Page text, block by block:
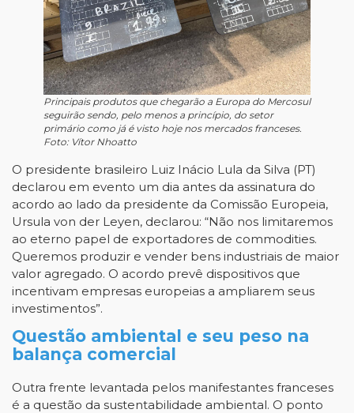
Principais produtos que chegarão a Europa do Mercosul
seguirão sendo, pelo menos a princípio, do setor
primário como já é visto hoje nos mercados franceses.
Foto: Vítor Nhoatto
O presidente brasileiro Luiz Inácio Lula da Silva (PT)
declarou em evento um dia antes da assinatura do
acordo ao lado da presidente da Comissão Europeia,
Ursula von der Leyen, declarou: “Não nos limitaremos
ao eterno papel de exportadores de commodities.
Queremos produzir e vender bens industriais de maior
valor agregado. O acordo prevê dispositivos que
incentivam empresas europeias a ampliarem seus
investimentos”.
Questão ambiental e seu peso na
balança comercial
Outra frente levantada pelos manifestantes franceses
é a questão da sustentabilidade ambiental. O ponto